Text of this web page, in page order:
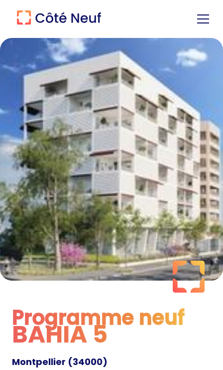
Programme neuf
Programme neuf
BAHIA 5
Montpellier (34000)